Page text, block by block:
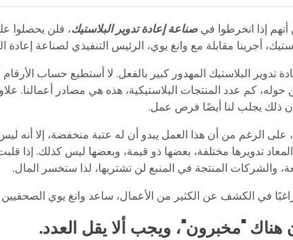
إذا انخرطوا في صناعة إعادة تدوير البلاستيك، فلن يحصلوا
أجرينا مقابلة مع وانغ يوي، الرئيس التنفيذي لصناعة إعادة
البلاستيك المهدور كبير بالفعل. لا أستطيع حساب
حوله، كم عدد المنتجات البلاستيكية، هذه هي مصادر أعمالنا.
ذلك يجلب لنا أيضًا فرص عمل.
على الرغم من أن هذا العمل يبدو أن له عتبة منخفضة، إلا
تدويرها مختلفة، بعضها ذو قيمة، وبعضها ليس كذلك. إذا
والشركات المنتجة في المنبع لن تشتريها، لذا ستخسر المال.
في الكشف عن الكثير من الأعمال، ساعد وانغ يوي
هناك "مخبرون"، ويجب ألا يقل العدد.